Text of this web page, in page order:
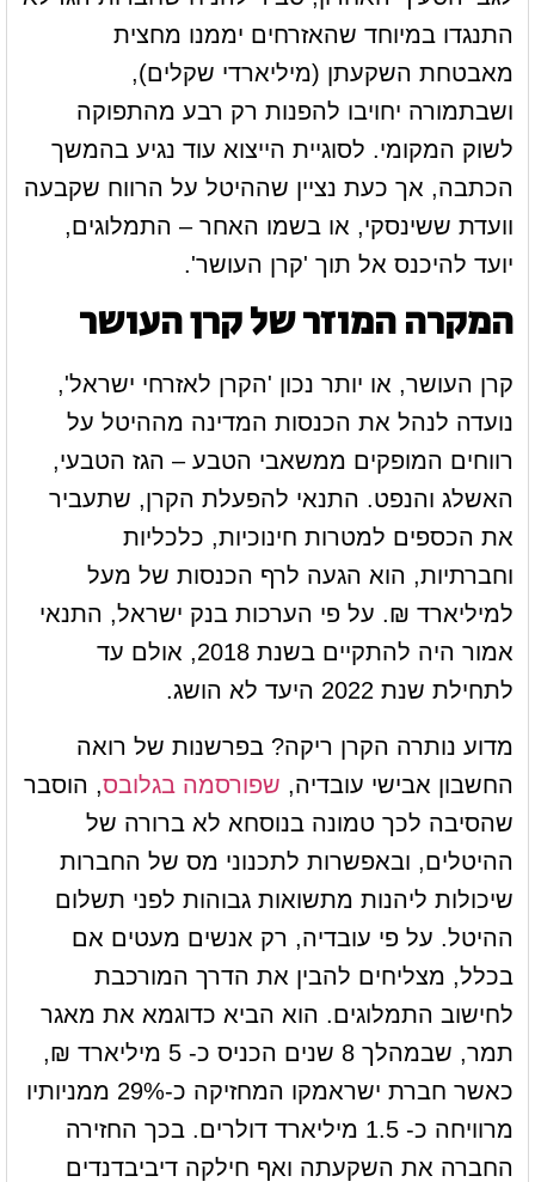
התנגדו במיוחד שהאזרחים יממנו מחצית
מאבטחת השקעתן (מיליארדי שקלים),
ושבתמורה יחויבו להפנות רק רבע מהתפוקה
לשוק המקומי. לסוגיית הייצוא עוד נגיע בהמשך
הכתבה, אך כעת נציין שההיטל על הרווח שקבעה
וועדת ששינסקי, או בשמו האחר – התמלוגים,
יועד להיכנס אל תוך 'קרן העושר'.
המקרה המוזר של קרן העושר
קרן העושר, או יותר נכון 'הקרן לאזרחי ישראל',
נועדה לנהל את הכנסות המדינה מההיטל על
רווחים המופקים ממשאבי הטבע – הגז הטבעי,
האשלג והנפט. התנאי להפעלת הקרן, שתעביר
את הכספים למטרות חינוכיות, כלכליות
וחברתיות, הוא הגעה לרף הכנסות של מעל
למיליארד ₪. על פי הערכות בנק ישראל, התנאי
אמור היה להתקיים בשנת 2018, אולם עד
לתחילת שנת 2022 היעד לא הושג.
מדוע נותרה הקרן ריקה? בפרשנות של רואה
החשבון אבישי עובדיה, שפורסמה בגלובס, הוסבר
שהסיבה לכך טמונה בנוסחא לא ברורה של
ההיטלים, ובאפשרות לתכנוני מס של החברות
שיכולות ליהנות מתשואות גבוהות לפני תשלום
ההיטל. על פי עובדיה, רק אנשים מעטים אם
בכלל, מצליחים להבין את הדרך המורכבת
לחישוב התמלוגים. הוא הביא כדוגמא את מאגר
תמר, שבמהלך 8 שנים הכניס כ- 5 מיליארד ₪,
כאשר חברת ישראמקו המחזיקה כ-29% ממניותיו
מרוויחה כ- 1.5 מיליארד דולרים. בכך החזירה
החברה את השקעתה ואף חילקה דיביבדנדים